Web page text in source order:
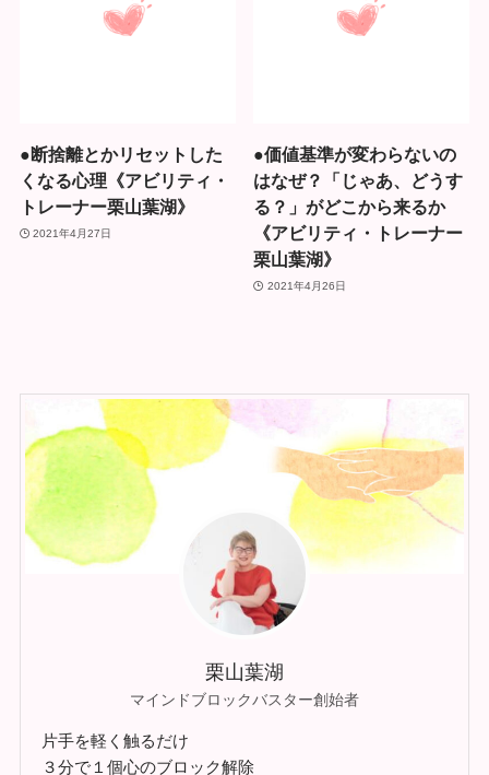
●断捨離とかリセットした
くなる心理《アビリティ・
トレーナー栗山葉湖》
2021年4月27日
●価値基準が変わらないの
はなぜ？「じゃあ、どうす
る？」がどこから来るか
《アビリティ・トレーナー
栗山葉湖》
2021年4月26日
栗山葉湖
マインドブロックバスター創始者
片手を軽く触るだけ
３分で１個心のブロック解除